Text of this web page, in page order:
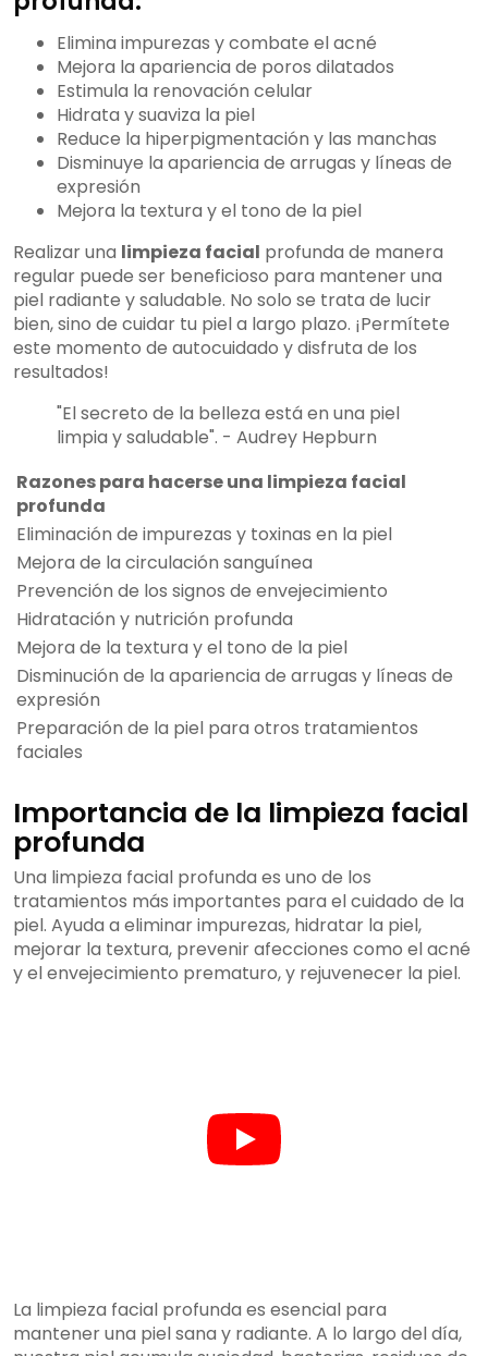
Elimina impurezas y combate el acné
Mejora la apariencia de poros dilatados
Estimula la renovación celular
Hidrata y suaviza la piel
Reduce la hiperpigmentación y las manchas
Disminuye la apariencia de arrugas y líneas de
expresión
Mejora la textura y el tono de la piel
Realizar una limpieza facial profunda de manera
regular puede ser beneficioso para mantener una
piel radiante y saludable. No solo se trata de lucir
bien, sino de cuidar tu piel a largo plazo. ¡Permítete
este momento de autocuidado y disfruta de los
resultados!
"El secreto de la belleza está en una piel
limpia y saludable". - Audrey Hepburn
Razones para hacerse una limpieza facial
profunda
Eliminación de impurezas y toxinas en la piel
Mejora de la circulación sanguínea
Prevención de los signos de envejecimiento
Hidratación y nutrición profunda
Mejora de la textura y el tono de la piel
Disminución de la apariencia de arrugas y líneas de
expresión
Preparación de la piel para otros tratamientos
faciales
Importancia de la limpieza facial
profunda
Una limpieza facial profunda es uno de los
tratamientos más importantes para el cuidado de la
piel. Ayuda a eliminar impurezas, hidratar la piel,
mejorar la textura, prevenir afecciones como el acné
y el envejecimiento prematuro, y rejuvenecer la piel.
La limpieza facial profunda es esencial para
mantener una piel sana y radiante. A lo largo del día,